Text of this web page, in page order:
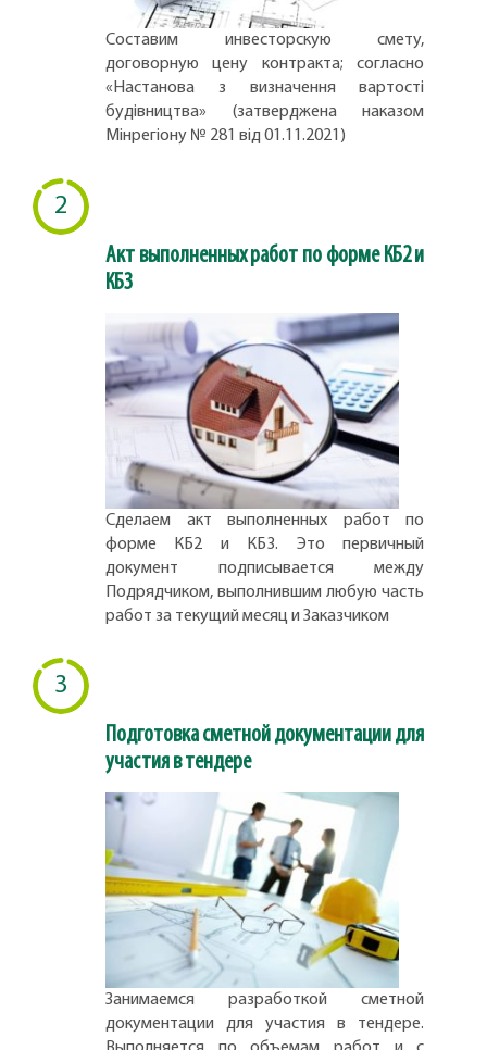
Составим инвесторскую смету,
договорную цену контракта; согласно
«Настанова з визначення вартості
будівництва» (затверджена наказом
Мінрегіону № 281 від 01.11.2021)
2
Акт выполненных работ по форме КБ2 и
КБ3
Сделаем акт выполненных работ по
форме КБ2 и КБ3. Это первичный
документ подписывается между
Подрядчиком, выполнившим любую часть
работ за текущий месяц и Заказчиком
3
Подготовка сметной документации для
участия в тендере
Занимаемся разработкой сметной
документации для участия в тендере.